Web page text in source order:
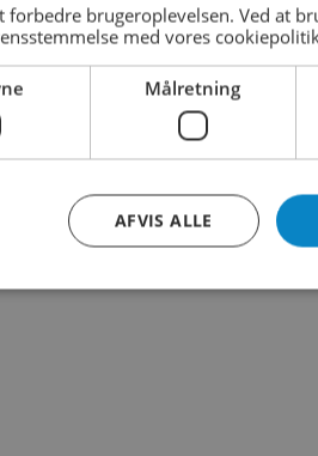
fra
til
brugeroplevelsen. Ved at
med vores
Målretning
AFVIS ALLE